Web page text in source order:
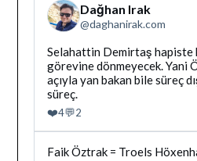
Dağhan Irak
@daghanirak.com
Bluesky'da
Dağhan
Irak
tarafindan
yazilan
gonderiyi
goruntule
Selahattin Demirtaş hapiste
görevine dönmeyecek. Yani
açıyla yan bakan bile süreç
süreç.
❤️4💬2
Bluesky'da
Faik Öztrak = Troels